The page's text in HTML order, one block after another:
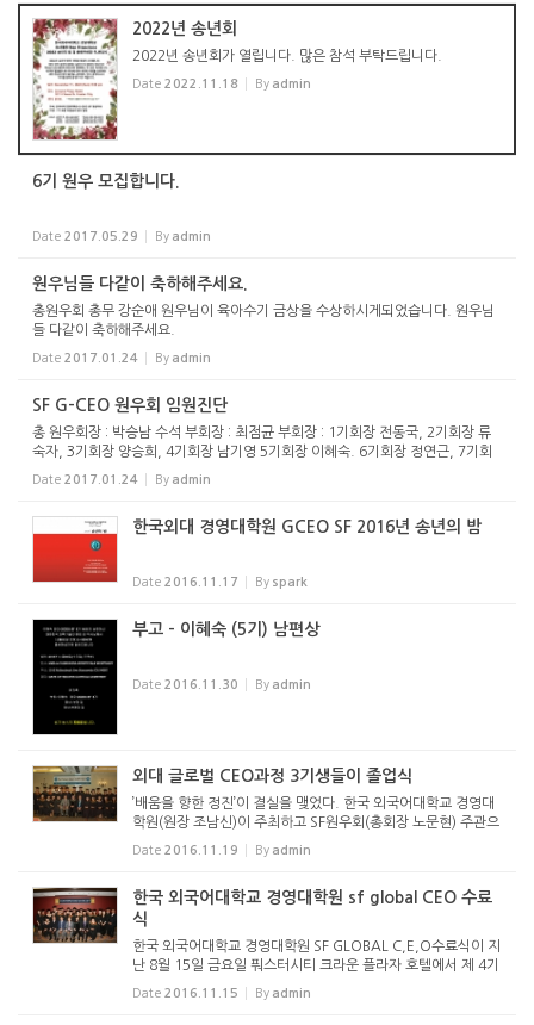
본보 지...
2022년 송년회
2022년 송년회가 열립니다. 많은 참석 부탁드립니다.
Date 2022.11.18 By admin
6기 원우 모집합니다.
Date 2017.05.29 By admin
원우님들 다같이 축하해주세요.
총원우회 총무 강순애 원우님이 육아수기 금상을 수상하시게되었습니다. 원우님
들 다같이 축하해주세요.
Date 2017.01.24 By admin
SF G-CEO 원우회 임원진단
총 원우회장 : 박승남 수석 부회장 : 최점균 부회장 : 1기회장 전동국, 2기회장 류
숙자, 3기회장 양승희, 4기회장 남기영 5기회장 이혜숙. 6기회장 정연근, 7기회
장 최점균 총무 : 이혜숙 재무 : 홍혜정, 박미정 골프 : 이우주, 최선희 외교: 이광
Date 2017.01.24 By admin
한국외대 경영대학원 GCEO SF 2016년 송년의 밤
Date 2016.11.17 By spark
부고 - 이혜숙 (5기) 남편상
Date 2016.11.30 By admin
외대 글로벌 CEO과정 3기생들이 졸업식
’배움을 향한 정진’이 결실을 맺었다. 한국 외국어대학교 경영대
학원(원장 조남신)이 주최하고 SF원우회(총회장 노문현) 주관으
로 열린 외대 글로벌 CEO과정이 지난 4주간의 일정을 마치고 1
0일 포스터시티 크라운플라자 호텔에서 3기 졸업식을 ...
Date 2016.11.19 By admin
한국 외국어대학교 경영대학원 sf global CEO 수료
식
한국 외국어대학교 경영대학원 SF GLOBAL C,E,O수료식이 지
난 8월 15일 금요일 풔스터시티 크라운 플라자 호텔에서 제 4기
수료식이 있었읍니다 이날 한국 외국어 대학교 김인철 총장이 방
문하여 24명 수료자 전원에게 수료증을 전달하고김총장은 한국
Date 2016.11.15 By admin